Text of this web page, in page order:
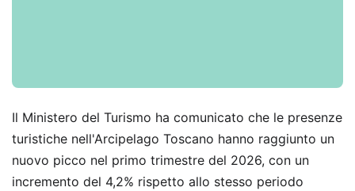
Il Ministero del Turismo ha comunicato che le presenze
turistiche nell'Arcipelago Toscano hanno raggiunto un
nuovo picco nel primo trimestre del 2026, con un
incremento del 4,2% rispetto allo stesso periodo